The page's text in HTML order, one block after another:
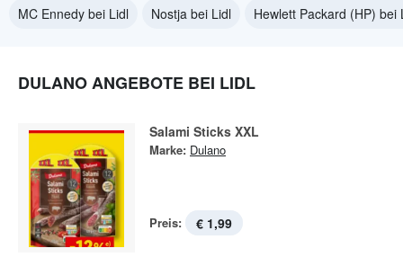
MC Ennedy bei Lidl
Nostja bei Lidl Hewlett Packard (HP) bei
DULANO ANGEBOTE BEI LIDL
Salami Sticks XXL
Marke: Dulano
Preis: € 1,99